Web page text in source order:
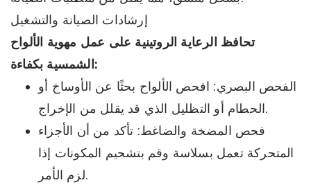
إرشادات الصيانة والتشغيل
تحافظ الرعاية الروتينية على عمل مهوية الألواح
الشمسية بكفاءة:
الفحص البصري: افحص الألواح بحثًا عن الأوساخ أو
الحطام أو التظليل الذي قد يقلل من الإخراج.
فحص المضخة والضاغط: تأكد من أن الأجزاء
المتحركة تعمل بسلاسة وقم بتشحيم المكونات إذا
لزم الأمر.